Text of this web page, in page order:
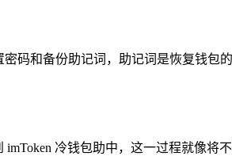
码和备份助记词，助记词是恢复钱包
冷钱包助中，这一过程就像将